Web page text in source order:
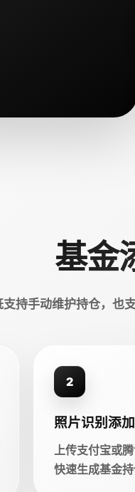
基金
支持手动维护持仓，也
2
照片识别添加
上传支付宝或
快速生成基金持